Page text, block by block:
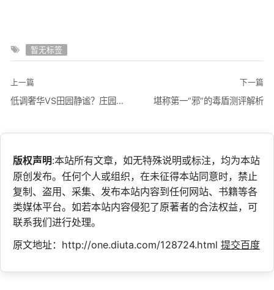
暂无标签
上一篇
低调奢华VS田园静谧？庄园装修代表着生活态度
下一篇
堪称第一“邪”的毒盾测评解析
版权声明:本站所有文章，如无特殊说明或标注，均为本站
原创发布。任何个人或组织，在未征得本站同意时，禁止
复制、盗用、采集、发布本站内容到任何网站、书籍等各
类媒体平台。如若本站内容侵犯了原著者的合法权益，可
联系我们进行处理。
原文地址：http://one.diuta.com/128724.html 提交百度